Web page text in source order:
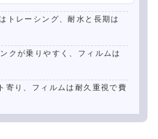
トレーシング、耐水と長期は
クが乗りやすく、フィルムは
寄り、フィルムは耐久重視で費